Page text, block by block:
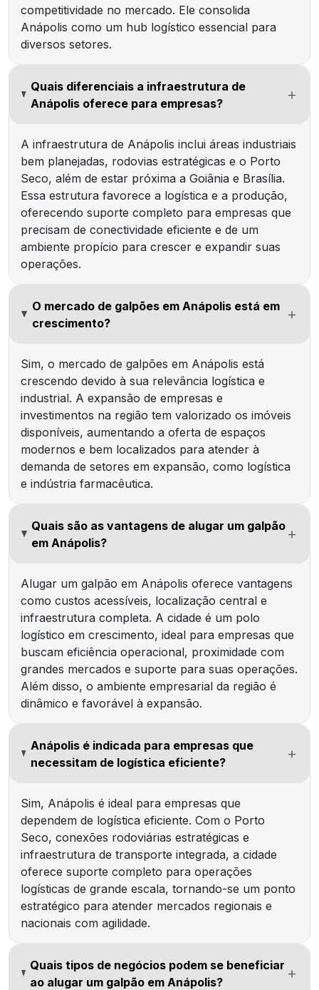
competitividade no mercado. Ele consolida
Anápolis como um hub logístico essencial para
diversos setores.
Quais diferenciais a infraestrutura de
Anápolis oferece para empresas?
A infraestrutura de Anápolis inclui áreas industriais
bem planejadas, rodovias estratégicas e o Porto
Seco, além de estar próxima a Goiânia e Brasília.
Essa estrutura favorece a logística e a produção,
oferecendo suporte completo para empresas que
precisam de conectividade eficiente e de um
ambiente propício para crescer e expandir suas
operações.
O mercado de galpões em Anápolis está em
crescimento?
Sim, o mercado de galpões em Anápolis está
crescendo devido à sua relevância logística e
industrial. A expansão de empresas e
investimentos na região tem valorizado os imóveis
disponíveis, aumentando a oferta de espaços
modernos e bem localizados para atender à
demanda de setores em expansão, como logística
e indústria farmacêutica.
Quais são as vantagens de alugar um galpão
em Anápolis?
Alugar um galpão em Anápolis oferece vantagens
como custos acessíveis, localização central e
infraestrutura completa. A cidade é um polo
logístico em crescimento, ideal para empresas que
buscam eficiência operacional, proximidade com
grandes mercados e suporte para suas operações.
Além disso, o ambiente empresarial da região é
dinâmico e favorável à expansão.
Anápolis é indicada para empresas que
necessitam de logística eficiente?
Sim, Anápolis é ideal para empresas que
dependem de logística eficiente. Com o Porto
Seco, conexões rodoviárias estratégicas e
infraestrutura de transporte integrada, a cidade
oferece suporte completo para operações
logísticas de grande escala, tornando-se um ponto
estratégico para atender mercados regionais e
nacionais com agilidade.
Quais tipos de negócios podem se beneficiar
ao alugar um galpão em Anápolis?